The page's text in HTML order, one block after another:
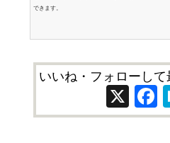
できます。
いいね・フォローし
X